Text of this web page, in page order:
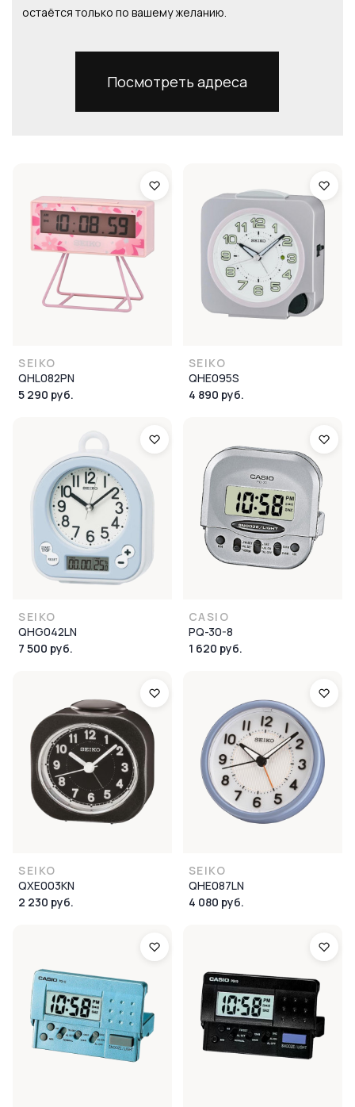
остаётся только по вашему желанию.
Посмотреть адреса
SEIKO
QHL082PN
5 290 руб.
SEIKO
QHE095S
4 890 руб.
SEIKO
QHG042LN
7 500 руб.
CASIO
PQ-30-8
1 620 руб.
SEIKO
QXE003KN
2 230 руб.
SEIKO
QHE087LN
4 080 руб.